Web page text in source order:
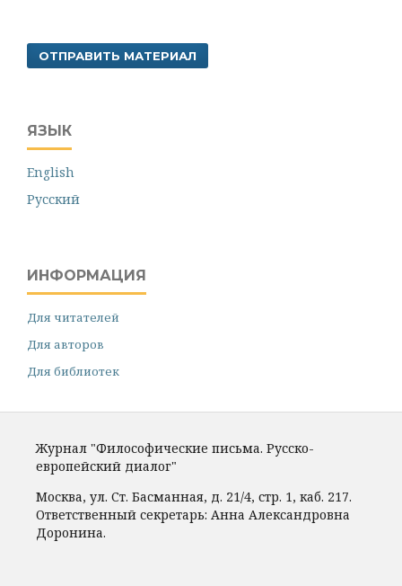
ОТПРАВИТЬ МАТЕРИАЛ
ЯЗЫК
English
Русский
ИНФОРМАЦИЯ
Для читателей
Для авторов
Для библиотек
Журнал "Философические письма. Русско-
европейский диалог"
Москва, ул. Ст. Басманная, д. 21/4, стр. 1, каб. 217.
Ответственный секретарь: Анна Александровна
Доронина.